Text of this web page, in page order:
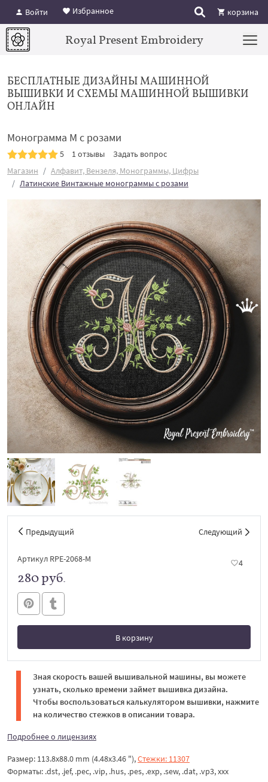
Войти Избранное корзина
Royal Present Embroidery
БЕСПЛАТНЫЕ ДИЗАЙНЫ МАШИННОЙ
ВЫШИВКИ И СХЕМЫ МАШИННОЙ ВЫШИВКИ
ОНЛАЙН
Монограмма M с розами
5 1 отзывы
Задать вопрос
Магазин
Алфавит, Вензеля, Монограммы, Цифры
Латинские Винтажные монограммы с розами
Предыдущий Следующий
Артикул RPE-2068-M 4
280 руб.
В корзину
В корзине
Зная скорость вашей вышивальной машины, вы можете
узнать, сколько времени займет вышивка дизайна.
Чтобы воспользоваться калькулятором вышивки, нажмите
на количество стежков в описании товара.
Подробнее о лицензиях
Размер: 113.8x88.0 mm (4.48x3.46 "),Стежки: 11307
Форматы: .dst, .jef, .pec, .vip, .hus, .pes, .exp, .sew, .dat, .vp3, xxx